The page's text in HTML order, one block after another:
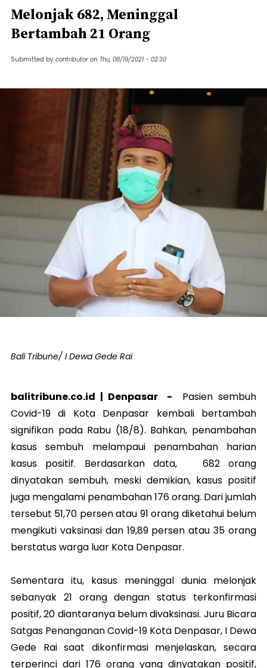
Melonjak 682, Meninggal
Bertambah 21 Orang
Submitted by contributor on Thu, 08/19/2021 - 02:30
Bali Tribune/ I Dewa Gede Rai
balitribune.co.id | Denpasar -
Pasien sembuh
Covid-19 di Kota Denpasar kembali bertambah
signifikan pada Rabu (18/8). Bahkan, penambahan
kasus sembuh melampaui penambahan harian
kasus positif. Berdasarkan data, 682 orang
dinyatakan sembuh, meski demikian, kasus positif
juga mengalami penambahan 176 orang. Dari jumlah
tersebut 51,70 persen atau 91 orang diketahui belum
mengikuti vaksinasi dan 19,89 persen atau 35 orang
berstatus warga luar Kota Denpasar.
Sementara itu, kasus meninggal dunia melonjak
sebanyak 21 orang dengan status terkonfirmasi
positif, 20 diantaranya belum divaksinasi. Juru Bicara
Satgas Penanganan Covid-19 Kota Denpasar, I Dewa
Gede Rai saat dikonfirmasi menjelaskan, secara
terperinci dari 176 orang yang dinyatakan positif,